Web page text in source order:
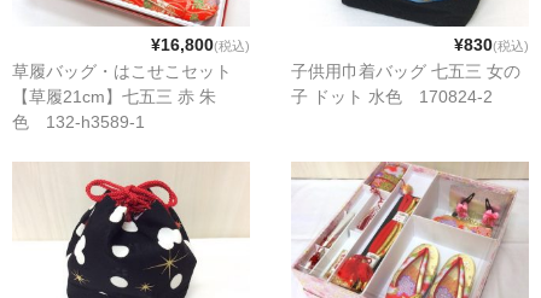
¥16,800(税込)
草履バッグ・はこせこセット
【草履21cm】七五三 赤 朱
色 132-h3589-1
¥830(税込)
子供用巾着バッグ 七五三 女の
子 ドット 水色 170824-2